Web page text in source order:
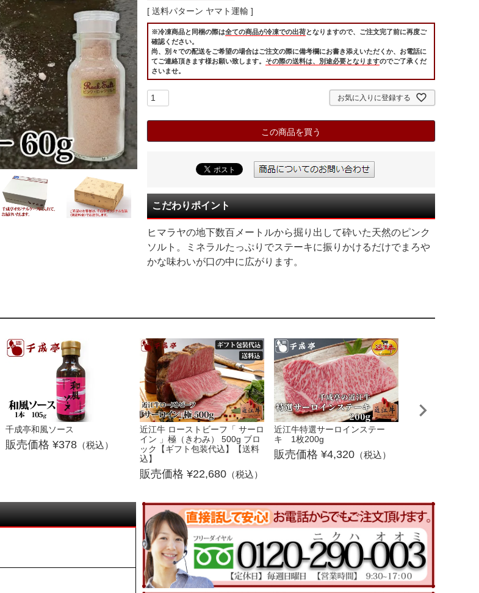
送料パターン ヤマト運輸
※冷凍商品と同梱の際は全ての商品が冷凍での出荷となりますので、ご注文完了前に再度ご
確認ください。
尚、別々での配送をご希望の場合はご注文の際に備考欄にお書き添えいただくか、お電話に
てご連絡頂きます様お願い致します。 その際の送料は、別途必要となりますのでご了承くだ
さいませ。
お気に入りに登録する
この商品を買う
こだわりポイント
ヒマラヤの地下数百メートルから掘り出して砕いた天然のピンク
ソルト。ミネラルたっぷりでステーキに振りかけるだけでまろや
かな味わいが口の中に広がります。
千成亭和風ソース
378 （税込）
近江牛 ローストビーフ「 サーロ
イン 」極（きわみ） 500g ブロ
ック【ギフト包装代込】【送料
込】
22,680 （税込）
近江牛特選サーロインステー
キ 1枚200g
4,320 （税込）